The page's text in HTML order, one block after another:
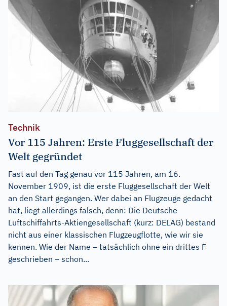
Technik
Vor 115 Jahren: Erste Fluggesellschaft der
Welt gegründet
Fast auf den Tag genau vor 115 Jahren, am 16.
November 1909, ist die erste Fluggesellschaft der Welt
an den Start gegangen. Wer dabei an Flugzeuge gedacht
hat, liegt allerdings falsch, denn: Die Deutsche
Luftschiffahrts-Aktiengesellschaft (kurz: DELAG) bestand
nicht aus einer klassischen Flugzeugflotte, wie wir sie
kennen. Wie der Name – tatsächlich ohne ein drittes F
geschrieben – schon...